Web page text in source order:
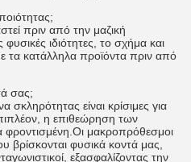
πριν από την μαζική
ιδιότητες, το σχήμα και
τα κατάλληλα προϊόντα πριν από
σας;
σκληρότητας είναι κρίσιμες για
η επιθεώρηση των
φροντισμένη.Οι μακροπρόθεσμοι
φυσικά κοντά μας,
εξασφαλίζοντας την